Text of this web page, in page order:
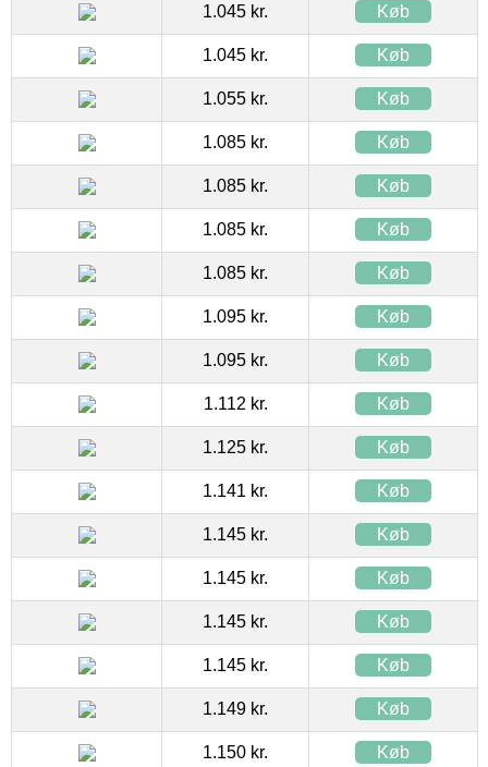
1.045 kr. Køb
1.045 kr. Køb
1.055 kr. Køb
1.085 kr. Køb
1.085 kr. Køb
1.085 kr. Køb
1.085 kr. Køb
1.095 kr. Køb
1.095 kr. Køb
1.112 kr. Køb
1.125 kr. Køb
1.141 kr. Køb
1.145 kr. Køb
1.145 kr. Køb
1.145 kr. Køb
1.145 kr. Køb
1.149 kr. Køb
1.150 kr. Køb